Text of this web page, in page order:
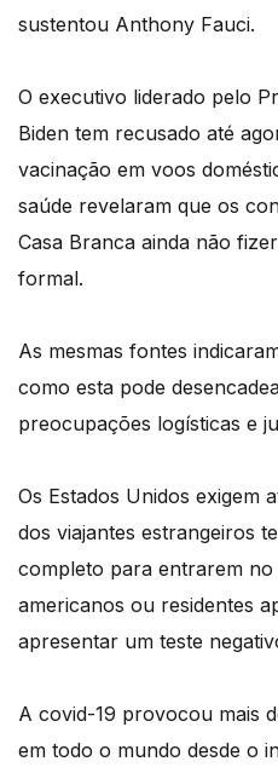
sustentou Anthony Fauci.
O executivo liderado pelo
Biden tem recusado até
vacinação em voos
saúde revelaram que os
Casa Branca ainda não
formal.
As mesmas fontes
como esta pode
preocupações logísticas e
Os Estados Unidos exigem
dos viajantes estrangeiros
completo para entrarem
americanos ou residentes
apresentar um teste
A covid-19 provocou mais
em todo o mundo desde o